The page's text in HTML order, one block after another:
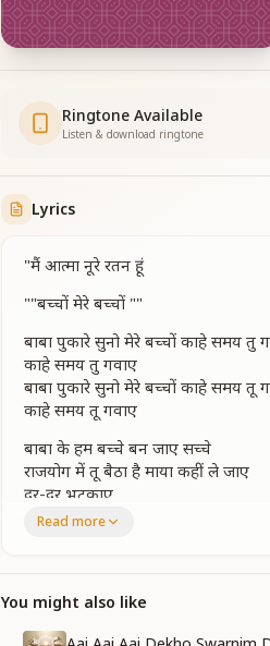
Ringtone Available
Listen & download ringtone
Lyrics
"मैं आत्मा नूरे रतन हूं
""बच्चों मेरे बच्चों ""
बाबा पुकारे सुनो मेरे बच्चों काहे समय तु
काहे समय तु गवाए
बाबा पुकारे सुनो मेरे बच्चों काहे समय तू
काहे समय तू गवाए
बाबा के हम बच्चे बन जाए सच्चे
राजयोग में तू बैठा है माया कहीं ले जाए
दूर-दूर भटकाए
मन की मुरली तू भी बजा ले
अंतिम निशानी है शिव की जुबानी है
Read more
You might also like